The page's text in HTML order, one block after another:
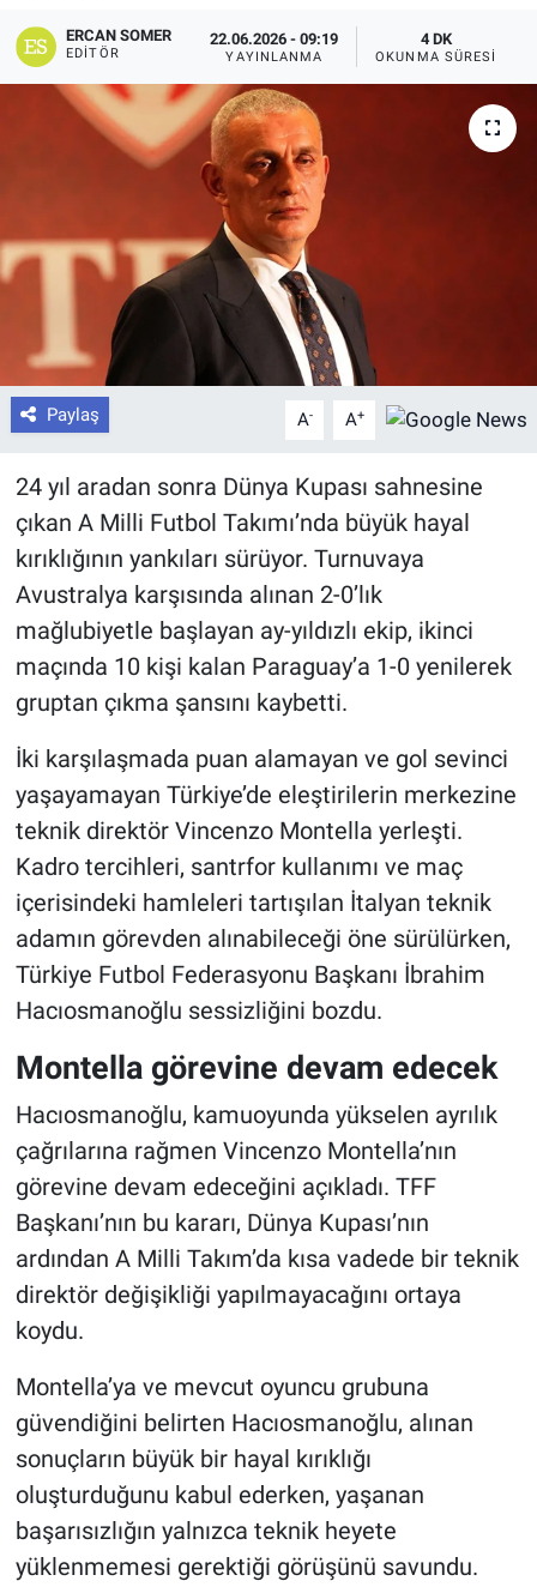
ERCAN SOMER
EDITÖR
22.06.2026 - 09:19
YAYINLANMA
4 DK
OKUNMA SÜRESI
Paylaş A- A+
24 yıl aradan sonra Dünya Kupası sahnesine
çıkan A Milli Futbol Takımı’nda büyük hayal
kırıklığının yankıları sürüyor. Turnuvaya
Avustralya karşısında alınan 2-0’lık
mağlubiyetle başlayan ay-yıldızlı ekip, ikinci
maçında 10 kişi kalan Paraguay’a 1-0 yenilerek
gruptan çıkma şansını kaybetti.
İki karşılaşmada puan alamayan ve gol sevinci
yaşayamayan Türkiye’de eleştirilerin merkezine
teknik direktör Vincenzo Montella yerleşti.
Kadro tercihleri, santrfor kullanımı ve maç
içerisindeki hamleleri tartışılan İtalyan teknik
adamın görevden alınabileceği öne sürülürken,
Türkiye Futbol Federasyonu Başkanı İbrahim
Hacıosmanoğlu sessizliğini bozdu.
Montella görevine devam edecek
Hacıosmanoğlu, kamuoyunda yükselen ayrılık
çağrılarına rağmen Vincenzo Montella’nın
görevine devam edeceğini açıkladı. TFF
Başkanı’nın bu kararı, Dünya Kupası’nın
ardından A Milli Takım’da kısa vadede bir teknik
direktör değişikliği yapılmayacağını ortaya
koydu.
Montella’ya ve mevcut oyuncu grubuna
güvendiğini belirten Hacıosmanoğlu, alınan
sonuçların büyük bir hayal kırıklığı
oluşturduğunu kabul ederken, yaşanan
başarısızlığın yalnızca teknik heyete
yüklenmemesi gerektiği görüşünü savundu.